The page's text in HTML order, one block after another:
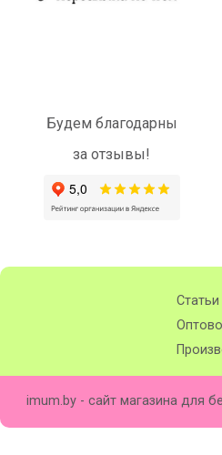
Будем благодарны
за отзывы!
Статьи
imum.by - сайт магазина для